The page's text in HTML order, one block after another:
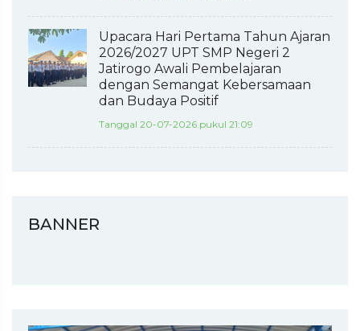
Upacara Hari Pertama Tahun Ajaran
2026/2027 UPT SMP Negeri 2
Jatirogo Awali Pembelajaran
dengan Semangat Kebersamaan
dan Budaya Positif
Tanggal 20-07-2026 pukul 21:09
BANNER